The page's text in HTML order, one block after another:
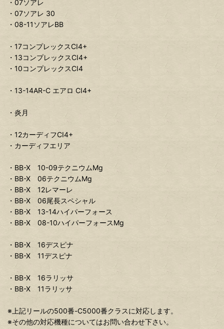
・07ソアレ
・07ソアレ 30
・08-11ソアレBB
・17コンプレックスCI4+
・13コンプレックスCI4+
・10コンプレックスCI4
・13-14AR-C エアロ CI4+
・炎月
・12カーディフCI4+
・カーディフエリア
・BB-X 10-09テクニウムMg
・BB-X 06テクニウムMg
・BB-X 12レマーレ
・BB-X 06尾長スペシャル
・BB-X 13-14ハイパーフォース
・BB-X 08-10ハイパーフォースMg
・BB-X 16デスピナ
・BB-X 11デスピナ
・BB-X 16ラリッサ
・BB-X 11ラリッサ
※上記リールの500番-C5000番クラスに対応します。
※その他の対応機種についてはお問い合わせ下さい。